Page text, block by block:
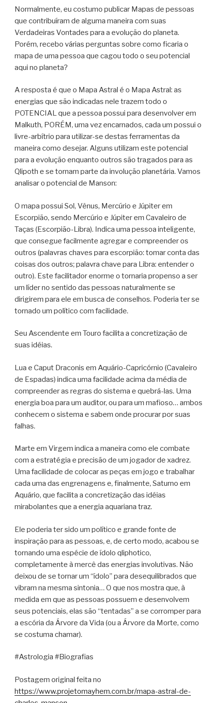
Normalmente, eu costumo publicar Mapas de pessoas
que contribuíram de alguma maneira com suas
Verdadeiras Vontades para a evolução do planeta.
Porém, recebo várias perguntas sobre como ficaria o
mapa de uma pessoa que cagou todo o seu potencial
aqui no planeta?
A resposta é que o Mapa Astral é o Mapa Astral: as
energias que são indicadas nele trazem todo o
POTENCIAL que a pessoa possui para desenvolver em
Malkuth, PORÉM, uma vez encarnados, cada um possui o
livre-arbítrio para utilizar-se destas ferramentas da
maneira como desejar. Alguns utilizam este potencial
para a evolução enquanto outros são tragados para as
Qlipoth e se tornam parte da involução planetária. Vamos
analisar o potencial de Manson:
O mapa possui Sol, Vênus, Mercúrio e Júpiter em
Escorpião, sendo Mercúrio e Júpiter em Cavaleiro de
Taças (Escorpião-Libra). Indica uma pessoa inteligente,
que consegue facilmente agregar e compreender os
outros (palavras chaves para escorpião: tomar conta das
coisas dos outros; palavra chave para Libra: entender o
outro). Este facilitador enorme o tornaria propenso a ser
um líder no sentido das pessoas naturalmente se
dirigirem para ele em busca de conselhos. Poderia ter se
tornado um político com facilidade.
Seu Ascendente em Touro facilita a concretização de
suas idéias.
Lua e Caput Draconis em Aquário-Capricórnio (Cavaleiro
de Espadas) indica uma facilidade acima da média de
compreender as regras do sistema e quebrá-las. Uma
energia boa para um auditor, ou para um mafioso… ambos
conhecem o sistema e sabem onde procurar por suas
falhas.
Marte em Virgem indica a maneira como ele combate
com a estratégia e precisão de um jogador de xadrez.
Uma facilidade de colocar as peças em jogo e trabalhar
cada uma das engrenagens e, finalmente, Saturno em
Aquário, que facilita a concretização das idéias
mirabolantes que a energia aquariana traz.
Ele poderia ter sido um político e grande fonte de
inspiração para as pessoas, e, de certo modo, acabou se
tornando uma espécie de ídolo qliphotico,
completamente à mercê das energias involutivas. Não
deixou de se tornar um “ídolo” para desequilibrados que
vibram na mesma sintonia… O que nos mostra que, à
medida em que as pessoas possuem e desenvolvem
seus potenciais, elas são “tentadas” a se corromper para
a escória da Árvore da Vida (ou a Árvore da Morte, como
se costuma chamar).
#Astrologia #Biografias
Postagem original feita no
https://www.projetomayhem.com.br/mapa-astral-de-